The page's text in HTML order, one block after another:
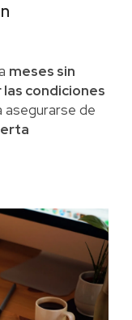
meses sin
las condiciones
asegurarse de